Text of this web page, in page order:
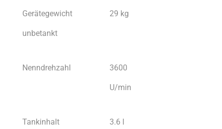
Gerätegewicht
unbetankt
29 kg
Nenndrehzahl 3600
U/min
Tankinhalt 3.6 l